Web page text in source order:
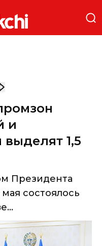
и
1,5
Президента
состоялось